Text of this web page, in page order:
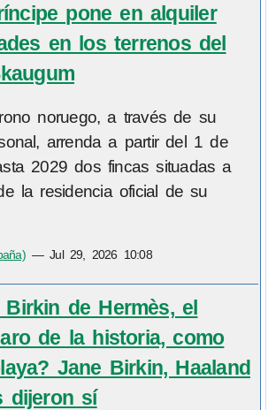
pone en alquiler
en los terrenos del
noruego, a través de su
arrenda a partir del 1 de
2029 dos fincas situadas a
la residencia oficial de su
—Jul 29, 2026 10:08
de Hermès, el
de la historia, como
Jane Birkin, Haaland
dijeron sí